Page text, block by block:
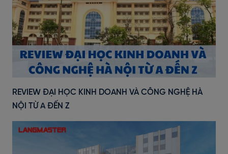
REVIEW ĐẠI HỌC KINH DOANH VÀ CÔNG NGHỆ HÀ
NỘI TỪ A ĐẾN Z